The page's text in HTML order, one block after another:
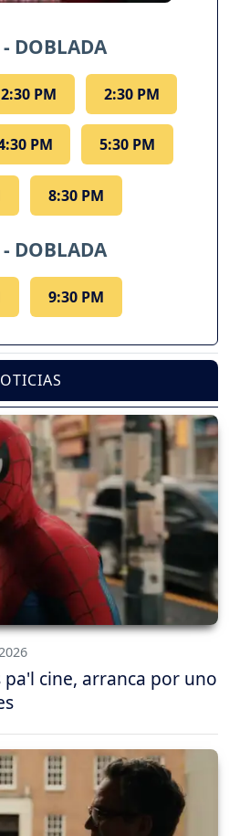
DOBLADA
PM 2:30 PM
PM 5:30 PM
8:30 PM
DOBLADA
9:30 PM
pa'l cine, arranca por uno